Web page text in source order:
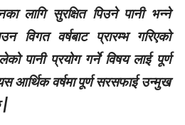
लागि सुरक्षित पिउने पानी भन्ने
विगत वर्षबाट प्रारम्भ गरिएको
पानी प्रयोग गर्ने विषय लाई पूर्ण
यस आर्थिक वर्षमा पूर्ण सरसफाई उन्मुख
|